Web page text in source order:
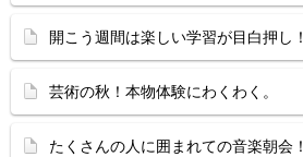
開こう週間は楽しい学習が目白押し！
芸術の秋！本物体験にわくわく。
たくさんの人に囲まれての音楽朝会！